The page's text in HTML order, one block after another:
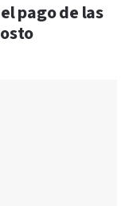
pago de las